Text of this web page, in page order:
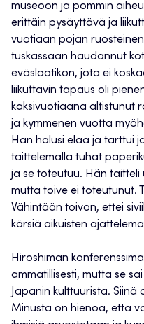
museoon ja pommin
erittäin pysäyttävä ja
vuotiaan pojan
tuskassaan haudannut
eväslaatikon, jota ei
liikuttavin tapaus oli
kaksivuotiaana altistunut
ja kymmenen vuotta
Hän halusi elää ja tarttui
taittelemalla tuhat
ja se toteutuu. Hän taitteli
mutta toive ei toteutunut.
Vähintään toivon, ettei
kärsiä aikuisten
Hiroshiman
ammatillisesti, mutta se
Japanin kulttuurista.
Minusta on hienoa, että